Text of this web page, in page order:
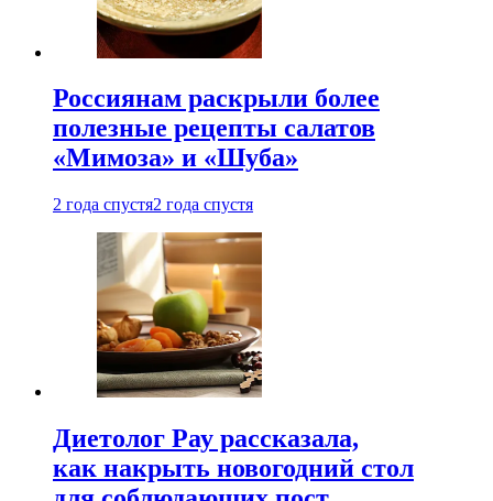
Россиянам раскрыли более
полезные рецепты салатов
«Мимоза» и «Шуба»
2 года спустя2 года спустя
Диетолог Рау рассказала,
как накрыть новогодний стол